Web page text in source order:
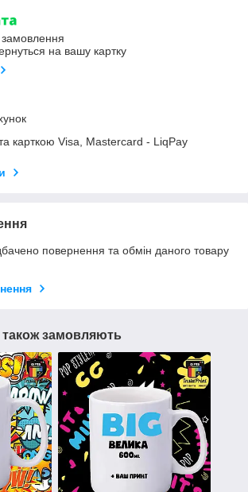
на вашу картку
карткою Visa, Mastercard - LiqPay
повернення та обмін даного товару
замовляють